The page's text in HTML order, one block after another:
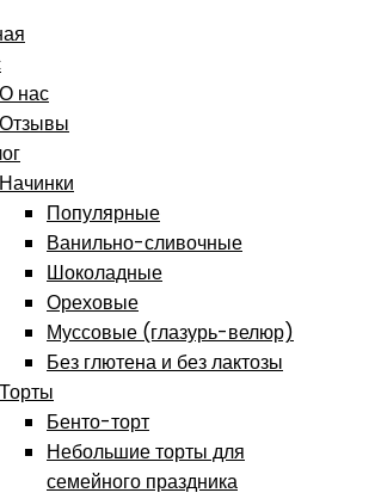
О нас
Отзывы
Начинки
Популярные
Ванильно-сливочные
Шоколадные
Ореховые
Муссовые (глазурь-велюр)
Без глютена и без лактозы
Торты
Бенто-торт
Небольшие торты для
семейного праздника